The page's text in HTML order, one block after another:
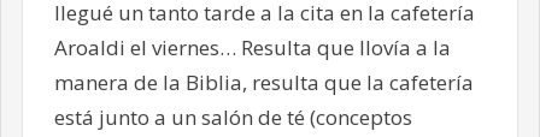
llegué un tanto tarde a la cita en la cafetería
Aroaldi el viernes… Resulta que llovía a la
manera de la Biblia, resulta que la cafetería
está junto a un salón de té (conceptos